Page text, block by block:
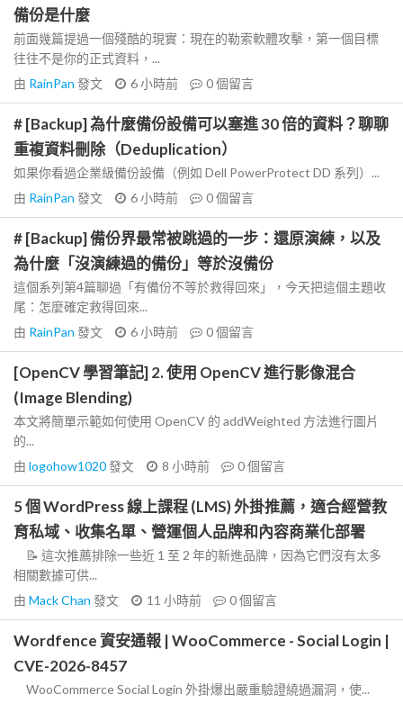
備份是什麼
前面幾篇提過一個殘酷的現實：現在的勒索軟體攻擊，第一個目標
往往不是你的正式資料，...
由 RainPan 發文 6 小時前 0個留言
# [Backup] 為什麼備份設備可以塞進 30 倍的資料？聊聊
重複資料刪除（Deduplication）
如果你看過企業級備份設備（例如 Dell PowerProtect DD 系列）...
由 RainPan 發文 6 小時前 0個留言
# [Backup] 備份界最常被跳過的一步：還原演練，以及
為什麼「沒演練過的備份」等於沒備份
這個系列第4篇聊過「有備份不等於救得回來」，今天把這個主題收
尾：怎麼確定救得回來...
由 RainPan 發文 6 小時前 0個留言
[OpenCV 學習筆記] 2. 使用 OpenCV 進行影像混合
(Image Blending)
本文將簡單示範如何使用 OpenCV 的 addWeighted 方法進行圖片
的...
由 logohow1020發文 8 小時前 0個留言
5 個 WordPress 線上課程 (LMS) 外掛推薦，適合經營教
育私域、收集名單、營運個人品牌和內容商業化部署
📝 這次推薦排除一些近 1 至 2 年的新進品牌，因為它們沒有太多
相關數據可供...
由 Mack Chan 發文 11 小時前 0個留言
Wordfence 資安通報 | WooCommerce - Social Login |
CVE-2026-8457
WooCommerce Social Login 外掛爆出嚴重驗證繞過漏洞，使...